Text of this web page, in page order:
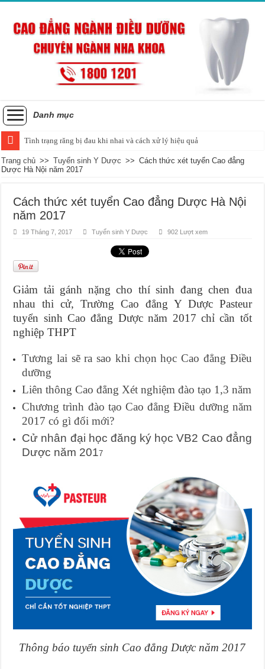
Danh mục
Tình trạng răng bị đau khi nhai và cách xử lý hiệu quả
Trang chủ >> Tuyển sinh Y Dược >> Cách thức xét tuyển Cao đẳng
Dược Hà Nội năm 2017
Cách thức xét tuyển Cao đẳng Dược Hà Nội
năm 2017
19 Tháng 7, 2017 Tuyển sinh Y Dược 902 Lượt xem
Giảm tải gánh nặng cho thí sinh đang chen đua
nhau thi cử, Trường Cao đẳng Y Dược Pasteur
tuyển sinh Cao đẳng Dược năm 2017 chỉ cần tốt
nghiệp THPT
Tương lai sẽ ra sao khi chọn học Cao đẳng Điều
dưỡng
Liên thông Cao đẳng Xét nghiệm đào tạo 1,3 năm
Chương trình đào tạo Cao đẳng Điều dưỡng năm
2017 có gì đổi mới?
Cử nhân đại học đăng ký học VB2 Cao đẳng
Dược năm 2017
Thông báo tuyển sinh Cao đẳng Dược năm 2017